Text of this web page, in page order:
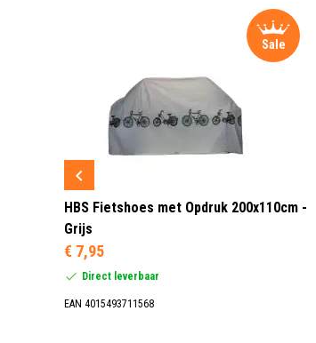
Sale
HBS Fietshoes met Opdruk 200x110cm -
Grijs
€ 7,95
Direct leverbaar
EAN 4015493711568